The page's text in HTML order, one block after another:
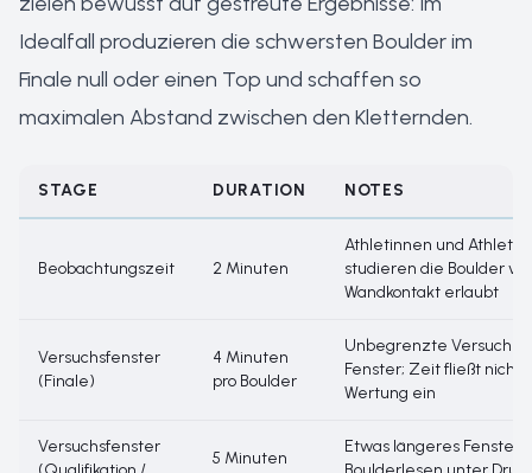
Idealfall produzieren die schwersten Boulder im
Finale null oder einen Top und schaffen so
maximalen Abstand zwischen den Kletternden.
STAGE DURATION NOTES
Beobachtungszeit 2 Minuten
Athletinnen und Athleten
studieren die Boulder
Wandkontakt erlaubt
Versuchsfenster
(Finale)
4 Minuten
pro Boulder
Unbegrenzte Versuche
Fenster; Zeit fließt nicht
Wertung ein
Versuchsfenster
5 Minuten
Etwas längeres Fenster,